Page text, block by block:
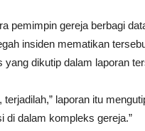
pemimpin gereja berbagi
insiden mematikan
yang dikutip dalam laporan
terjadilah,” laporan itu
di dalam kompleks gereja.”